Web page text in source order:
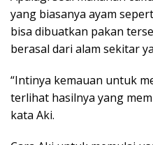
yang biasanya ayam
bisa dibuatkan pakan
berasal dari alam sekitar
“Intinya kemauan untuk
terlihat hasilnya yang
kata Aki.